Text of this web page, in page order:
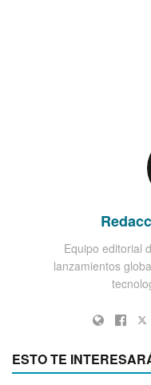
Equipo editorial
lanzamientos
ESTO TE